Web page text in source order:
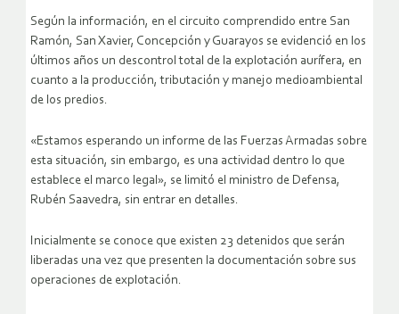
Según la información, en el circuito comprendido entre San
Ramón, San Xavier, Concepción y Guarayos se evidenció en los
últimos años un descontrol total de la explotación aurífera, en
cuanto a la producción, tributación y manejo medioambiental
de los predios.
«Estamos esperando un informe de las Fuerzas Armadas sobre
esta situación, sin embargo, es una actividad dentro lo que
establece el marco legal», se limitó el ministro de Defensa,
Rubén Saavedra, sin entrar en detalles.
Inicialmente se conoce que existen 23 detenidos que serán
liberadas una vez que presenten la documentación sobre sus
operaciones de explotación.